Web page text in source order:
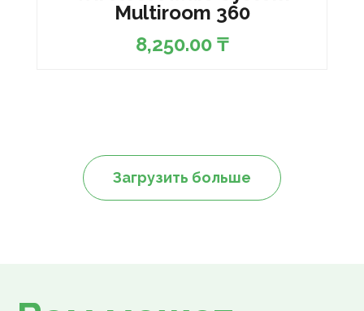
Multiroom 360
8,250.00 ₸
Загрузить больше